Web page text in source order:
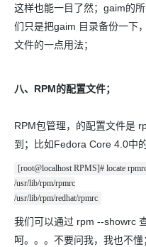
这样也能一目了然；gaim的
们只是把gaim 目录备份一下
文件的一点用法；
八、RPM的配置文件；
RPM包管理，的配置文件是
到；比如Fedora Core 4.0中
[root@localhost RPMS]# locate
/usr/lib/rpm/rpmrc
/usr/lib/rpm/redhat/rpmrc
我们可以通过 rpm --showrc
呵。。。不要问我，我也不